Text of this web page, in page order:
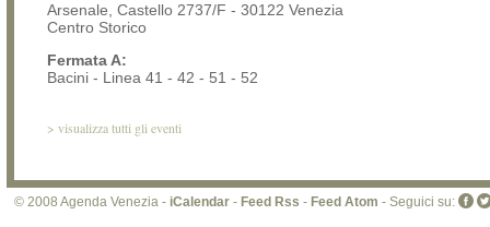
Arsenale, Castello 2737/F - 30122 Venezia
Centro Storico
Fermata A:
Bacini - Linea 41 - 42 - 51 - 52
> visualizza tutti gli eventi
© 2008 Agenda Venezia - iCalendar - Feed Rss - Feed Atom - Seguici su: